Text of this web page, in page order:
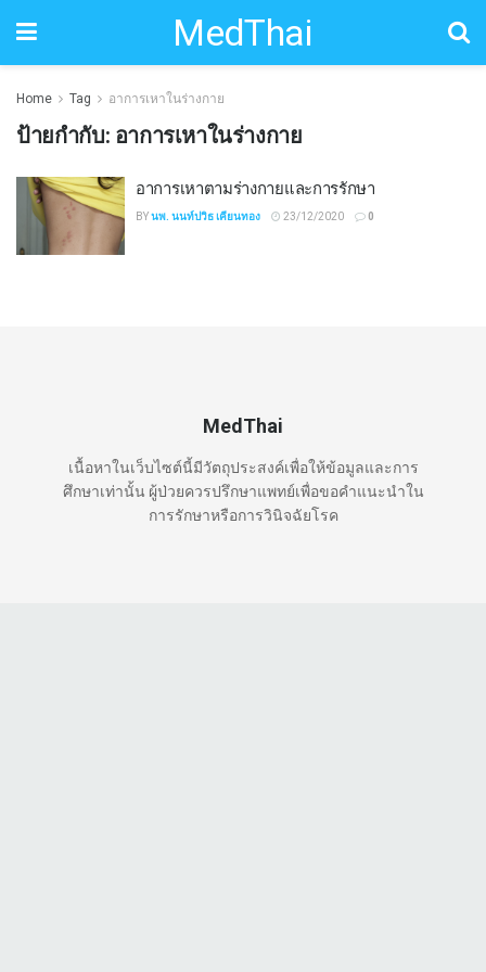
MedThai
Home Tag อาการเหาในร่างกาย
ป้ายกำกับ: อาการเหาในร่างกาย
อาการเหาตามร่างกายและการรักษา
BYนพ. นนท์ปวิธ เคียนทอง 23/12/2020 0
MedThai
เนื้อหาในเว็บไซต์นี้มีวัตถุประสงค์เพื่อให้ข้อมูลและการ
ศึกษาเท่านั้น ผู้ป่วยควรปรึกษาแพทย์เพื่อขอคำแนะนำใน
การรักษาหรือการวินิจฉัยโรค